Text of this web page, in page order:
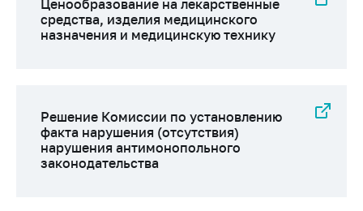
Ценообразование на лекарственные
средства, изделия медицинского
назначения и медицинскую технику
Решение Комиссии по установлению
факта нарушения (отсутствия)
нарушения антимонопольного
законодательства